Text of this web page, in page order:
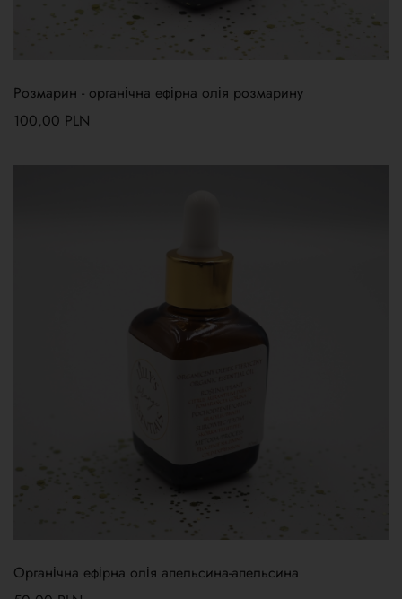
Розмарин - органічна ефірна олія розмарину
100,00 PLN
Органічна ефірна олія апельсина-апельсина